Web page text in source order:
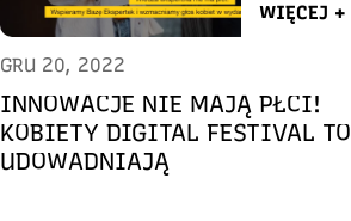
WIĘCEJ +
GRU 20, 2022
INNOWACJE NIE MAJĄ PŁCI!
KOBIETY DIGITAL FESTIVAL TO
UDOWADNIAJĄ